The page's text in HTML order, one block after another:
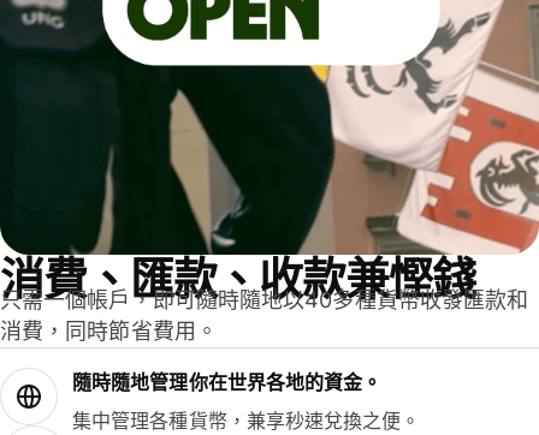
消費、匯款、收款兼慳錢
只需一個帳戶，即可隨時隨地以40多種貨幣收發匯款和
消費，同時節省費用。
隨時隨地管理你在世界各地的資金。
集中管理各種貨幣，兼享秒速兌換之便。